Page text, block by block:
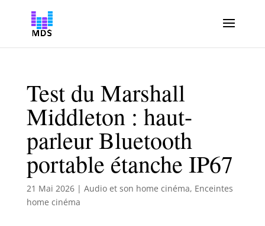
Test du Marshall
Middleton : haut-
parleur Bluetooth
portable étanche IP67
21 Mai 2026| Audio et son home cinéma, Enceintes
home cinéma